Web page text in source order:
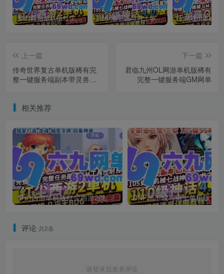
梦幻西游单机版红尘西游2微变独家打造龙魂抽奖令牌四象神兽 DNF地下城与勇士单机版110级神话版4.0全主线任务龙之庭院机械七战神实验室
上一篇
传奇世界复古单机版稀有完
整一键服务端副本带灵兽自
下一篇
君临九州OL网游单机版稀有
完整一键服务端GM网单
相关推荐
梦幻西游单机版红尘西游2微变独家打造龙魂抽奖令牌四象神兽
评论 共2条
请登录后发表评论